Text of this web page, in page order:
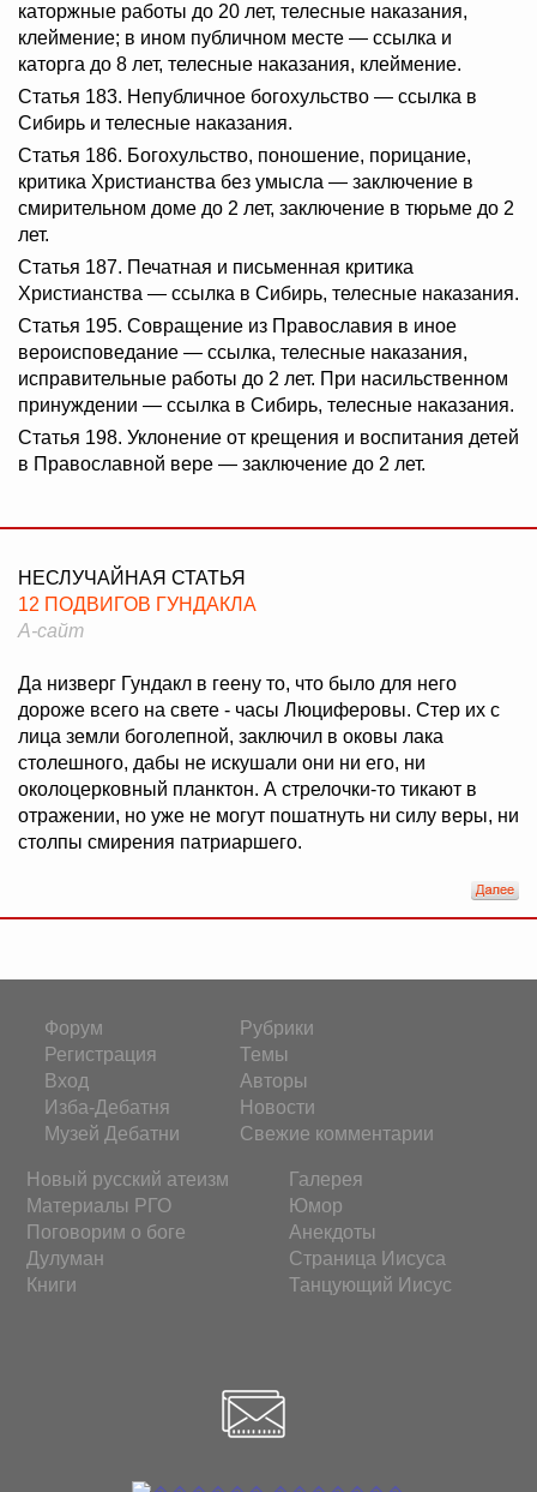
каторжные работы до 20 лет, телесные наказания,
клеймение; в ином публичном месте — ссылка и
каторга до 8 лет, телесные наказания, клеймение.
Статья 183. Непубличное богохульство — ссылка в
Сибирь и телесные наказания.
Статья 186. Богохульство, поношение, порицание,
критика Христианства без умысла — заключение в
смирительном доме до 2 лет, заключение в тюрьме до 2
лет.
Статья 187. Печатная и письменная критика
Христианства — ссылка в Сибирь, телесные наказания.
Статья 195. Совращение из Православия в иное
вероисповедание — ссылка, телесные наказания,
исправительные работы до 2 лет. При насильственном
принуждении — ссылка в Сибирь, телесные наказания.
Статья 198. Уклонение от крещения и воспитания детей
в Православной вере — заключение до 2 лет.
НЕСЛУЧАЙНАЯ СТАТЬЯ
12 ПОДВИГОВ ГУНДАКЛА
А-сайт
Да низверг Гундакл в геену то, что было для него
дороже всего на свете - часы Люциферовы. Стер их с
лица земли боголепной, заключил в оковы лака
столешного, дабы не искушали они ни его, ни
околоцерковный планктон. А стрелочки-то тикают в
отражении, но уже не могут пошатнуть ни силу веры, ни
столпы смирения патриаршего.
Форум
Регистрация
Вход
Изба-Дебатня
Музей Дебатни
Рубрики
Темы
Авторы
Новости
Свежие комментарии
Новый русский атеизм
Материалы РГО
Поговорим о боге
Дулуман
Книги
Галерея
Юмор
Анекдоты
Страница Иисуса
Танцующий Иисус